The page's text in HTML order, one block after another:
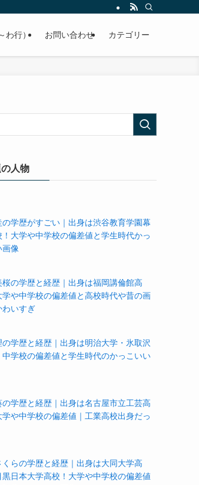
差値まで紹介していきます。
わ行） お問い合わせ カテゴリー
人物
の学歴がすごい｜出身は渋谷教育学園幕
！大学や中学校の偏差値と学生時代かっ
画像
桜の学歴と経歴｜出身は福岡講倫館高
学や中学校の偏差値と高校時代や昔の画
わいすぎ
の学歴と経歴｜出身は明治大学・氷取沢
中学校の偏差値と学生時代のかっこいい
の学歴と経歴｜出身は名古屋市立工芸高
学や中学校の偏差値｜工業高校出身だっ
くらの学歴と経歴｜出身は大同大学高
黒日本大学高校！大学や中学校の偏差値